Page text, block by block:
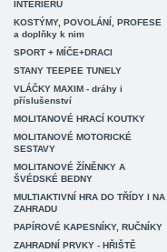
INTERIÉRU
KOSTÝMY, POVOLÁNÍ, PROFESE
a doplňky k nim
SPORT + MÍČE+DRACI
STANY TEEPEE TUNELY
VLÁČKY MAXIM - dráhy i
příslušenství
MOLITANOVÉ HRACÍ KOUTKY
MOLITANOVÉ MOTORICKÉ
SESTAVY
MOLITANOVÉ ŽÍNĚNKY A
ŠVÉDSKÉ BEDNY
MULTIAKTIVNÍ HRA DO TŘÍDY I NA
ZAHRADU
PAPÍROVÉ KAPESNÍKY, RUČNÍKY
ZAHRADNÍ PRVKY - HŘIŠTĚ